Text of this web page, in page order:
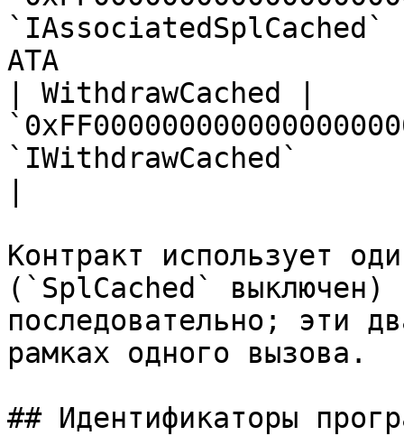
ATA
| WithdrawCached |
`IWithdrawCached`
Контракт использует
(`SplCached` выключен)
последовательно; эти
рамках одного вызова.
## Идентификаторы